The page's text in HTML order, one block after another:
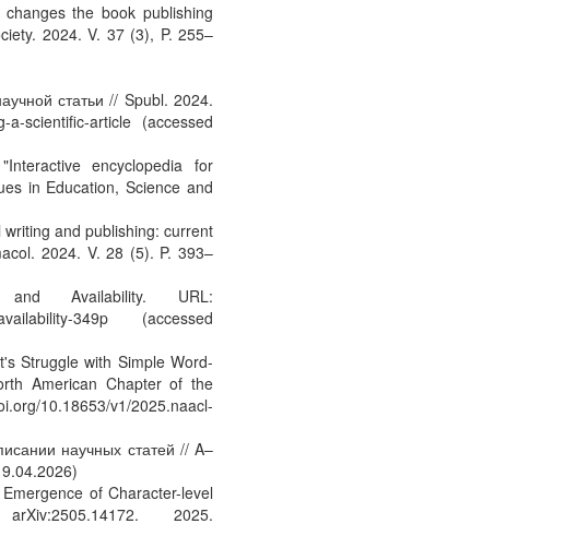
the book publishing
2024. V. 37 (3), P. 255–
статьи // Spubl. 2024.
a-scientific-article (accessed
encyclopedia for
in Education, Science and
and publishing: current
2024. V. 28 (5). P. 393–
Availability. URL:
availability-349p (accessed
Struggle with Simple Word-
American Chapter of the
10.18653/v1/2025.naacl-
научных статей // A–
of Character-level
2025.